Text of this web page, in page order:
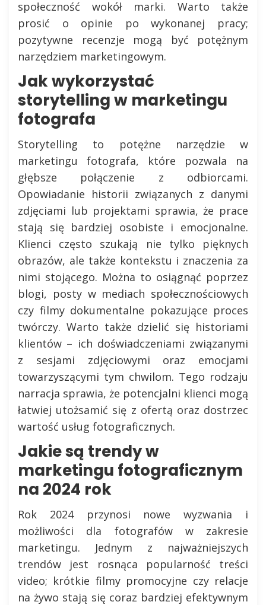
społeczność wokół marki. Warto także
prosić o opinie po wykonanej pracy;
pozytywne recenzje mogą być potężnym
narzędziem marketingowym.
Jak wykorzystać
storytelling w marketingu
fotografa
Storytelling to potężne narzędzie w
marketingu fotografa, które pozwala na
głębsze połączenie z odbiorcami.
Opowiadanie historii związanych z danymi
zdjęciami lub projektami sprawia, że prace
stają się bardziej osobiste i emocjonalne.
Klienci często szukają nie tylko pięknych
obrazów, ale także kontekstu i znaczenia za
nimi stojącego. Można to osiągnąć poprzez
blogi, posty w mediach społecznościowych
czy filmy dokumentalne pokazujące proces
twórczy. Warto także dzielić się historiami
klientów – ich doświadczeniami związanymi
z sesjami zdjęciowymi oraz emocjami
towarzyszącymi tym chwilom. Tego rodzaju
narracja sprawia, że potencjalni klienci mogą
łatwiej utożsamić się z ofertą oraz dostrzec
wartość usług fotograficznych.
Jakie są trendy w
marketingu fotograficznym
na 2024 rok
Rok 2024 przynosi nowe wyzwania i
możliwości dla fotografów w zakresie
marketingu. Jednym z najważniejszych
trendów jest rosnąca popularność treści
video; krótkie filmy promocyjne czy relacje
na żywo stają się coraz bardziej efektywnym